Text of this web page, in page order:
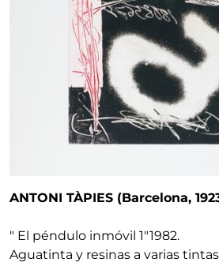
ANTONI TÀPIES (Barcelona,
" El péndulo inmóvil 1"1982.
Aguatinta y resinas a varias tintas